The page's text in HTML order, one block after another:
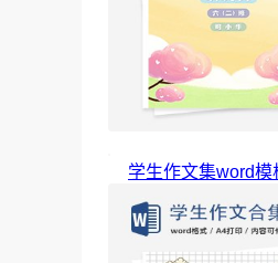
学生作文集word模